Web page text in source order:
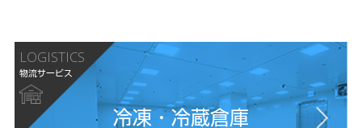
冷凍・冷蔵倉庫
LOGISTICS
物流サービス